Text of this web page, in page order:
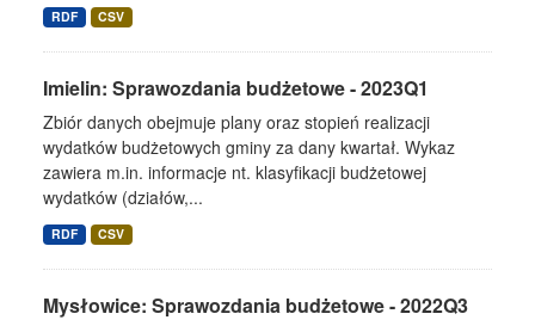
RDF CSV
Imielin: Sprawozdania budżetowe - 2023Q1
Zbiór danych obejmuje plany oraz stopień realizacji
wydatków budżetowych gminy za dany kwartał. Wykaz
zawiera m.in. informacje nt. klasyfikacji budżetowej
wydatków (działów,...
RDF CSV
Mysłowice: Sprawozdania budżetowe - 2022Q3